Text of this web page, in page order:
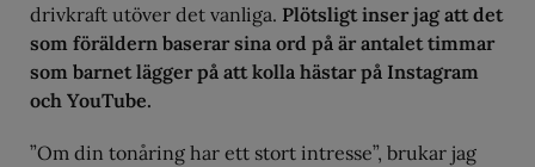
drivkraft utöver det vanliga. Plötsligt inser jag att det
som föräldern baserar sina ord på är antalet timmar
som barnet lägger på att kolla hästar på Instagram
och YouTube.
”Om din tonåring har ett stort intresse”, brukar jag